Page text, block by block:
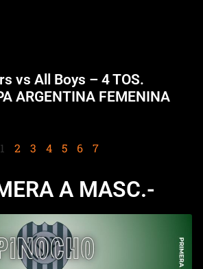
vs All Boys – 4 TOS.
ARGENTINA FEMENINA
1 2 3 4 5 6 7
A MASC.-